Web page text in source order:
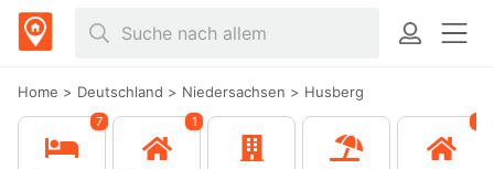
Home > Deutschland > Niedersachsen > Husberg
7 1